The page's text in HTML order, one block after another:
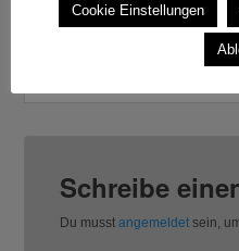
Schreibe
Du musstangemeldet sein,
Cookie Einstellungen